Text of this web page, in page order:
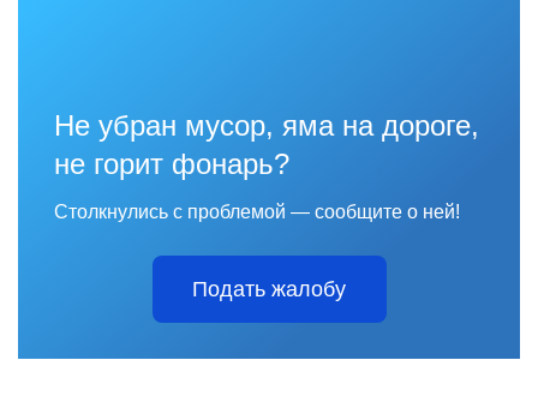
Не убран мусор, яма на дороге,
не горит фонарь?
Столкнулись с проблемой — сообщите о ней!
Подать жалобу